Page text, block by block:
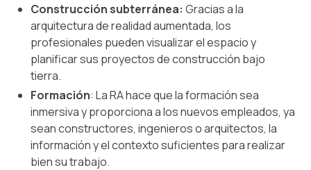
Construcción subterránea: Gracias a la
arquitectura de realidad aumentada, los
profesionales pueden visualizar el espacio y
planificar sus proyectos de construcción bajo
tierra.
Formación: La RA hace que la formación sea
inmersiva y proporciona a los nuevos empleados, ya
sean constructores, ingenieros o arquitectos, la
información y el contexto suficientes para realizar
bien su trabajo.